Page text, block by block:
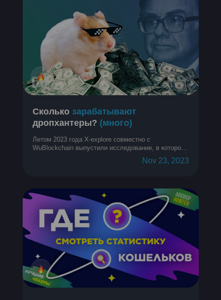
Сколько зарабатывают
дропхантеры? (много)
Летом 2023 года X-explore совместно с
WuBlockchain выпустили исследование, в котором
собрали и проанализировали кучу информации о
средней прибыли с аирдропов на кошелек уNov 23, 2023